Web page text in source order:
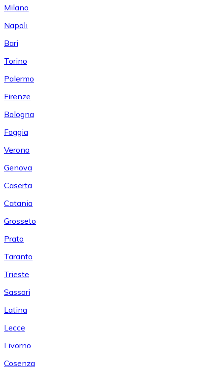
Milano
Napoli
Bari
Torino
Palermo
Firenze
Bologna
Foggia
Verona
Genova
Caserta
Catania
Grosseto
Prato
Taranto
Trieste
Sassari
Latina
Lecce
Livorno
Cosenza